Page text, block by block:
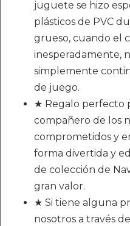
juguete se hizo
plásticos de PVC
grueso, cuando el
inesperadamente,
simplemente
de juego.
★ Regalo perfecto
compañero de los
comprometidos y
forma divertida y
de colección de
gran valor.
★ Si tiene alguna
nosotros a través